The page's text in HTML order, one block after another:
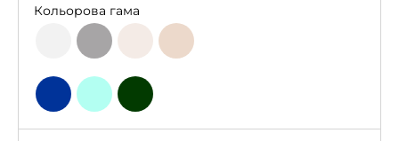
Кольорова гама